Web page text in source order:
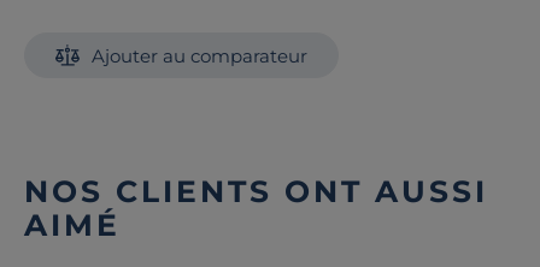
Ajouter au comparateur
NOS CLIENTS ONT AUSSI
AIMÉ